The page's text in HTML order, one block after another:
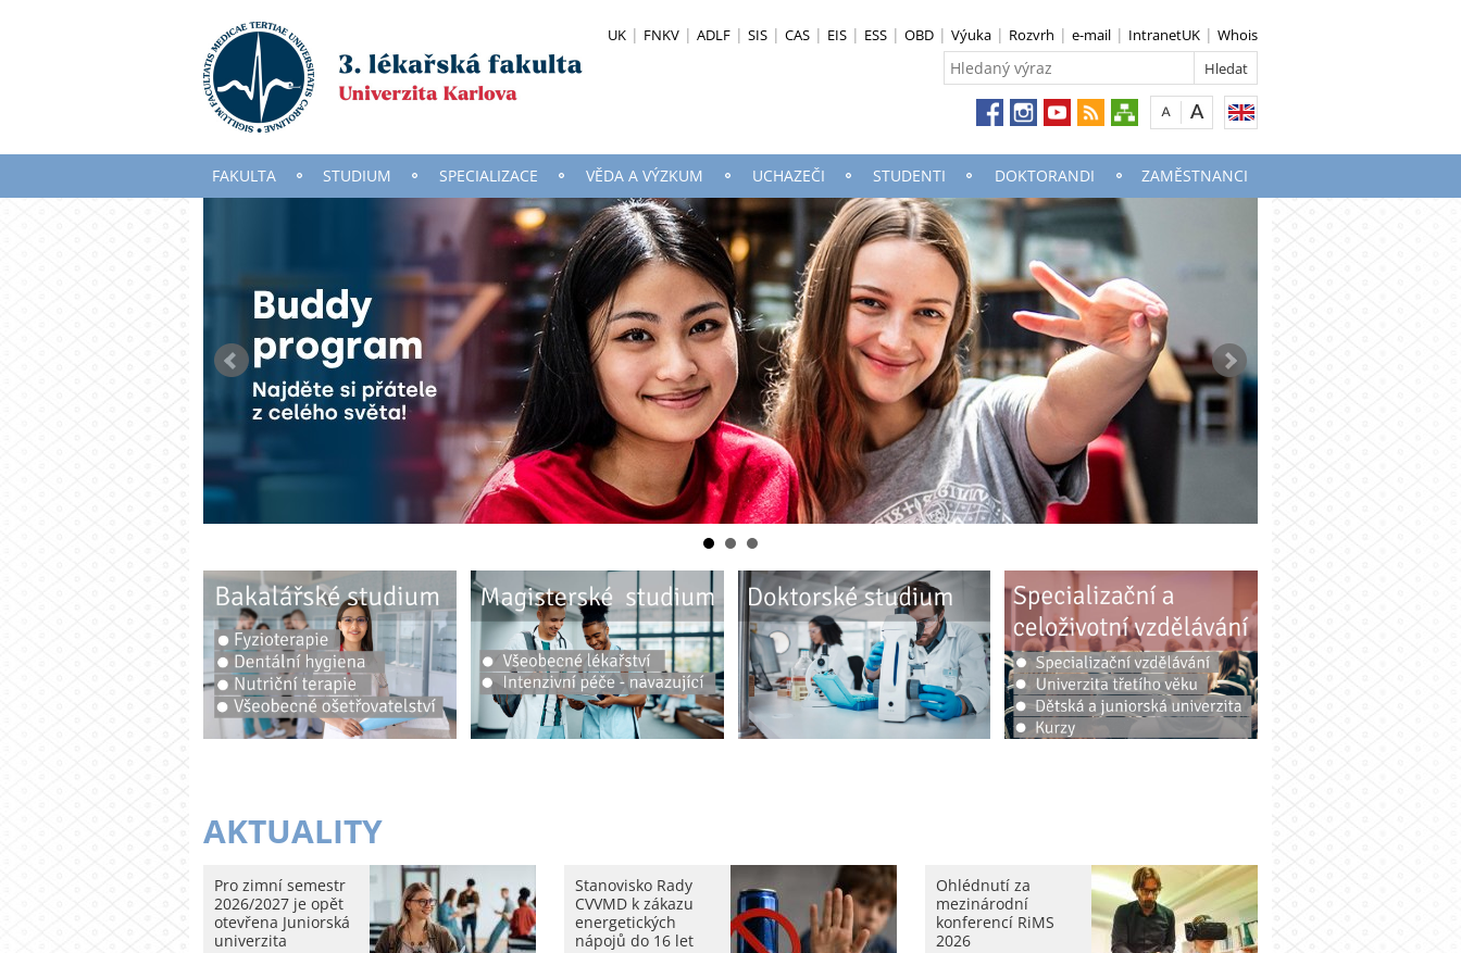
UK FNKV ADLF SIS CAS EIS ESS OBD Výuka Rozvrh e-mail IntranetUK Whois
FAKULTA STUDIUM SPECIALIZACE VĚDA A VÝZKUM UCHAZEČI STUDENTI DOKTORANDI ZAMĚSTNANCI
AKTUALITY
Pro zimní semestr
2026/2027 je opět
otevřena Juniorská
univerzita
Stanovisko Rady
CVVMD k zákazu
energetických
nápojů do 16 let
Ohlédnutí za
mezinárodní
konferencí RiMS
2026